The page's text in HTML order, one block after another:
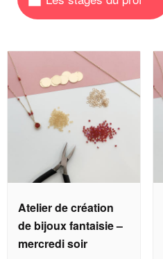
Atelier de création
de bijoux fantaisie –
mercredi soir